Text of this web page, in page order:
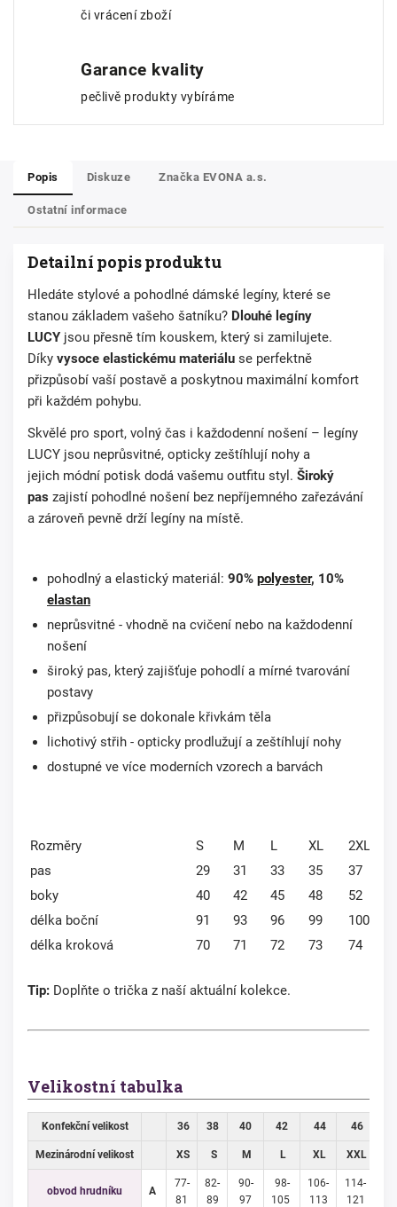
či vrácení zboží
Garance kvality
pečlivě produkty vybíráme
Popis Diskuze Značka EVONA a.s.
Ostatní informace
Detailní popis produktu
Hledáte stylové a pohodlné dámské legíny, které se
stanou základem vašeho šatníku? Dlouhé legíny
LUCY jsou přesně tím kouskem, který si zamilujete.
Díky vysoce elastickému materiálu se perfektně
přizpůsobí vaší postavě a poskytnou maximální komfort
při každém pohybu.
Skvělé pro sport, volný čas i každodenní nošení – legíny
LUCY jsou neprůsvitné, opticky zeštíhlují nohy a
jejich módní potisk dodá vašemu outfitu styl. Široký
pas zajistí pohodlné nošení bez nepříjemného zařezávání
a zároveň pevně drží legíny na místě.
pohodlný a elastický materiál: 90% polyester, 10%
elastan
neprůsvitné - vhodně na cvičení nebo na každodenní
nošení
široký pas, který zajišťuje pohodlí a mírné tvarování
postavy
přizpůsobují se dokonale křivkám těla
lichotivý střih - opticky prodlužují a zeštíhlují nohy
dostupné ve více moderních vzorech a barvách
Rozměry S M L XL
2XL
pas
29 31 33 35
37
boky
40 42 45 48
52
délka boční
91 93 96 99
100
délka kroková
70 71 72 73 74
Tip: Doplňte o trička z naší aktuální kolekce.
Velikostní tabulka
Konfekční velikost 36 38 40 42 44 46
Mezinárodní velikost XS S M L XL XXL
obvod hrudníku A
77-
81
82-
89
90-
97
98-
105
106-
113
114-
121